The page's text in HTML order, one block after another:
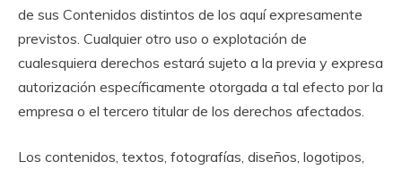
de sus Contenidos distintos de los aquí expresamente
previstos. Cualquier otro uso o explotación de
cualesquiera derechos estará sujeto a la previa y expresa
autorización específicamente otorgada a tal efecto por la
empresa o el tercero titular de los derechos afectados.
Los contenidos, textos, fotografías, diseños, logotipos,